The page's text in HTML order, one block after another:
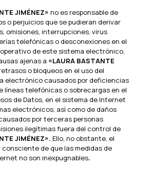
JIMÉNEZ» no es responsable de
o perjuicios que se pudieran derivar
omisiones, interrupciones, virus
telefónicas o desconexiones en el
de este sistema electrónico,
ajenas a «LAURA BASTANTE
o bloqueos en el uso del
electrónico causados por deficiencias
líneas telefónicas o sobrecargas en el
de Datos, en el sistema de Internet
electrónicos, así como de daños
por terceras personas
ilegítimas fuera del control de
JIMÉNEZ». Ello, no obstante, el
consciente de que las medidas de
no son inexpugnables.